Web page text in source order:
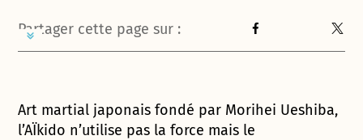
Partager cette page sur :
Art martial japonais fondé par Morihei Ueshiba,
l’AÏkido n’utilise pas la force mais le